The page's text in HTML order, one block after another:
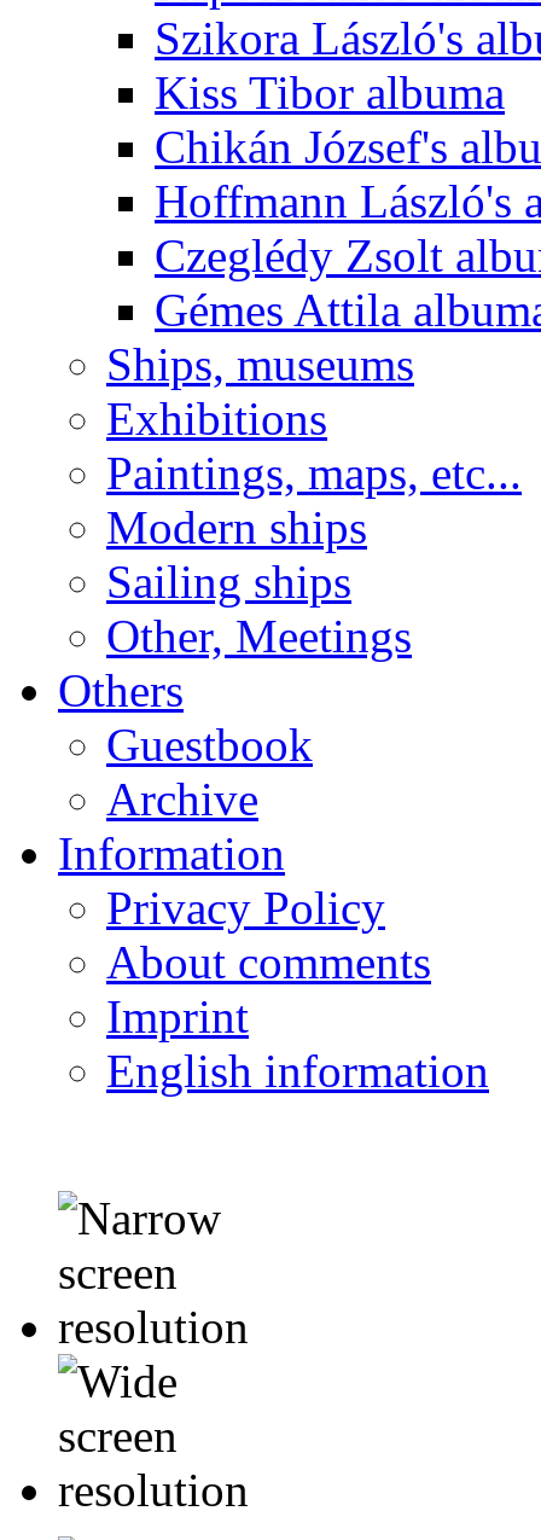
Szikora László's
Kiss Tibor albuma
Chikán József's
Hoffmann László's
Czeglédy Zsolt
Gémes Attila
Ships, museums
Exhibitions
Paintings, maps, etc...
Modern ships
Sailing ships
Other, Meetings
Others
Guestbook
Archive
Information
Privacy Policy
About comments
Imprint
English information